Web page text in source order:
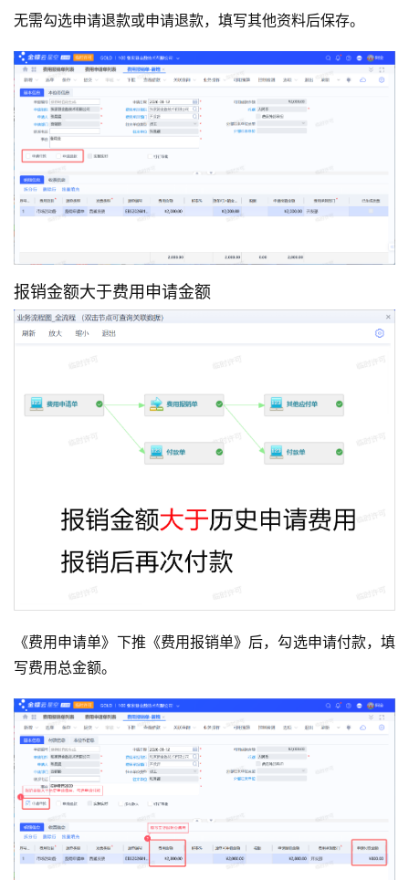
无需勾选申请退款或申请退款，填写其他资料后保存。
报销金额大于费用申请金额
《费用申请单》下推《费用报销单》后，勾选申请付款，填
写费用总金额。